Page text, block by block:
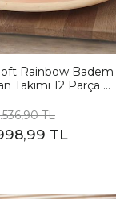
Rainbow Badem
Takımı 12 Parça 6
TL
TL